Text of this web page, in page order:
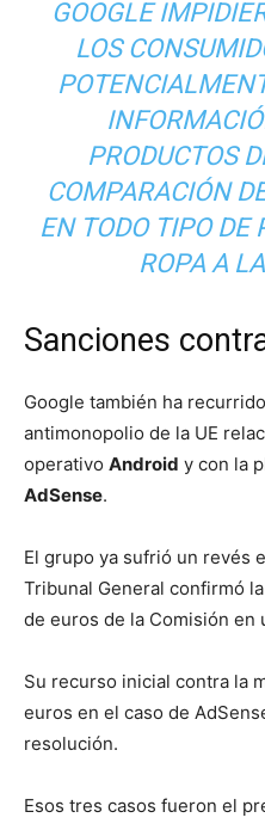
GOOGLE
LOS
PRODUCTOS
COMPARACIÓN
EN TODO TIPO DE
ROPA A
Sanciones
Google también ha
antimonopolio de la UE
operativo Android y con la
AdSense.
El grupo ya sufrió un revés
Tribunal General confirmó
de euros de la Comisión en
Su recurso inicial contra la
euros en el caso de
resolución.
Esos tres casos fueron el